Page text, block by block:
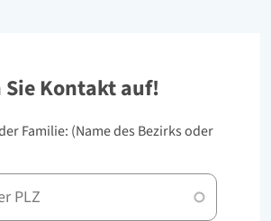
Sie Kontakt auf!
Familie: (Name des Bezirks oder